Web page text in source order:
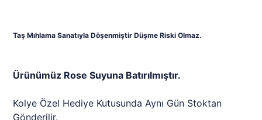
Taş Mıhlama Sanatıyla Döşenmiştir Düşme Riski Olmaz.
Ürünümüz Rose Suyuna Batırılmıştır.
Kolye Özel Hediye Kutusunda Aynı Gün Stoktan
Gönderilir.